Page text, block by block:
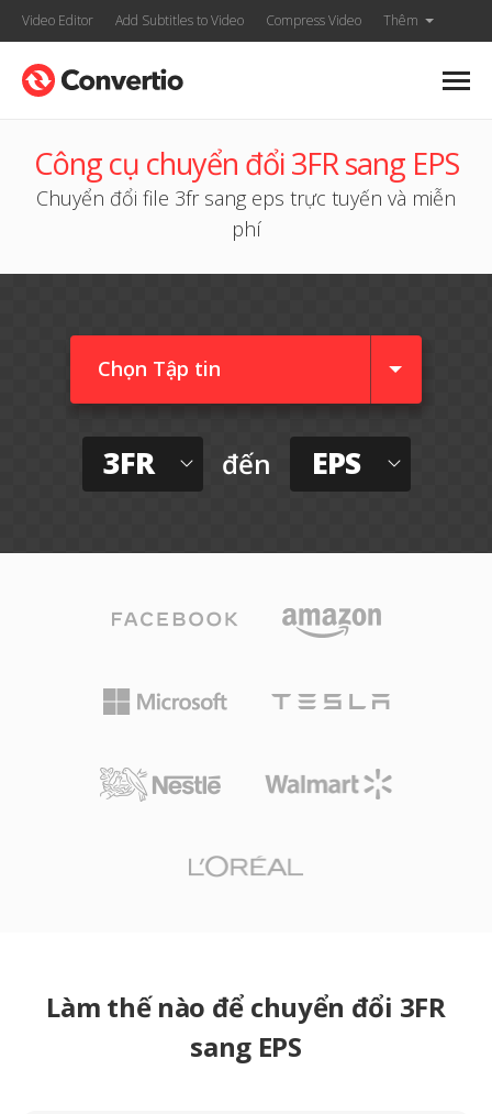
Video Editor Add Subtitles to Video Compress Video Thêm
Công cụ chuyển đổi 3FR sang EPS
Chuyển đổi file 3fr sang eps trực tuyến và miễn
phí
Chọn Tập tin
3FR đến EPS
Làm thế nào để chuyển đổi 3FR
sang EPS